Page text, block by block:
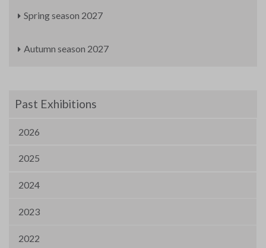
Spring season 2027
Autumn season 2027
Past Exhibitions
2026
2025
2024
2023
2022